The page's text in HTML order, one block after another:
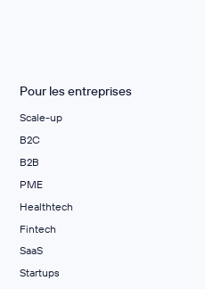
Pour les entreprises
Scale-up
B2C
B2B
PME
Healthtech
Fintech
SaaS
Startups